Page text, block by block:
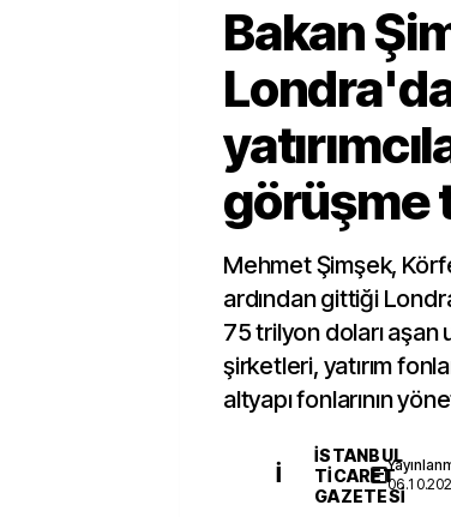
Bakan
görüşme
Mehmet Şimşek,
ardından gittiği
75 trilyon doları aşan
şirketleri, yatırım
altyapı fonlarının
İ
İSTANBUL
TICARET
GAZETESI